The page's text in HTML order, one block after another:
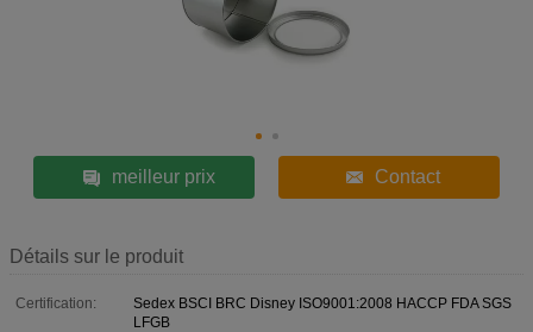
meilleur prix Contact
Détails sur le produit
Certification:
Sedex BSCI BRC Disney ISO9001:2008 HACCP FDA SGS
LFGB